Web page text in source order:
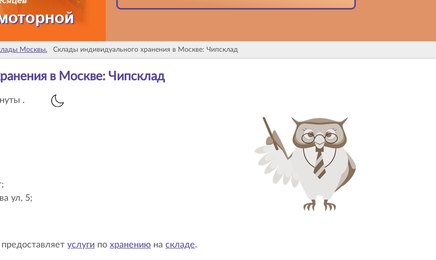
Москвы. Склады индивидуального хранения в Москве: Чипсклад
в Москве: Чипсклад
.
ул, 5;
услуги по хранению на складе.